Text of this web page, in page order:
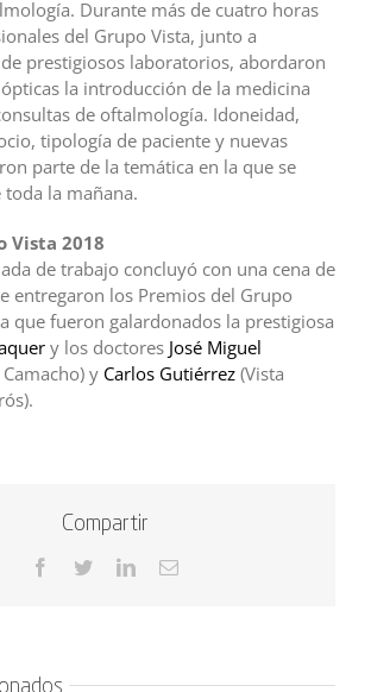
Durante más de cuatro horas
del Grupo Vista, junto a
prestigiosos laboratorios, abordaron
la introducción de la medicina
de oftalmología. Idoneidad,
tipología de paciente y nuevas
parte de la temática en la que se
la mañana.
Vista 2018
de trabajo concluyó con una cena de
entregaron los Premios del Grupo
que fueron galardonados la prestigiosa
y los doctores José Miguel
y Carlos Gutiérrez (Vista
Compartir
Facebook
TwitterLinkedInCorreo